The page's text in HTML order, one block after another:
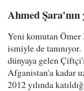
Ahmed
Yeni komutan
ismiyle de
dünyaya gelen
Afganistan'a kadar
2012 yılında